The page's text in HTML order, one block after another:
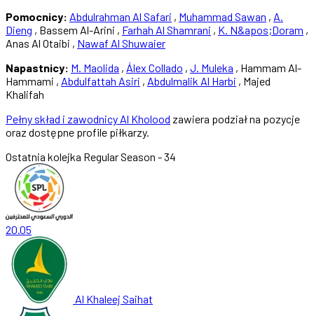
Pomocnicy: Abdulrahman Al Safari , Muhammad Sawan , A.
Dieng , Bassem Al-Arini , Farhah Al Shamrani , K. N&apos;Doram ,
Anas Al Otaibi , Nawaf Al Shuwaier
Napastnicy: M. Maolida , Álex Collado , J. Muleka , Hammam Al-
Hammami , Abdulfattah Asiri , Abdulmalik Al Harbi , Majed
Khalifah
Pełny skład i zawodnicy Al Kholood zawiera podział na pozycje
oraz dostępne profile piłkarzy.
Ostatnia kolejka Regular Season - 34
20.05
Al Khaleej Saihat